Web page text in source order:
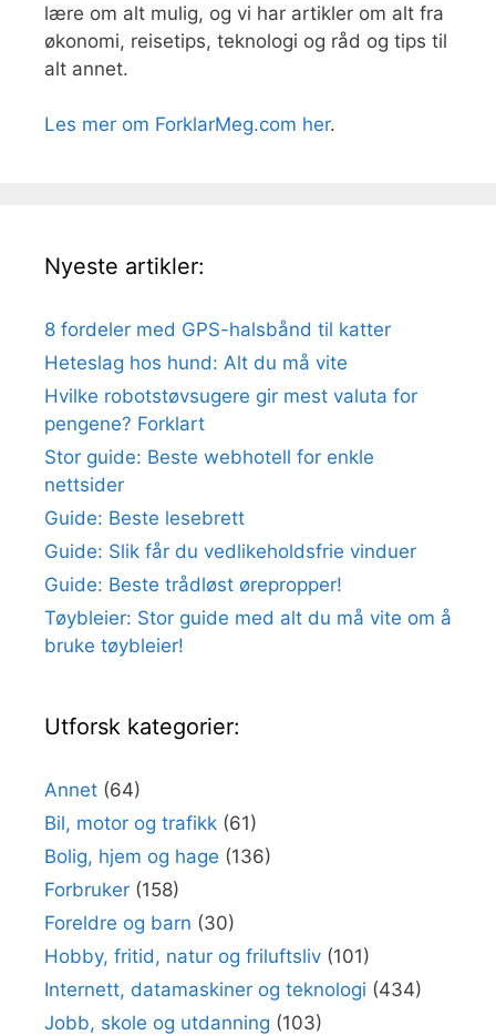
lære om alt mulig, og vi har artikler om alt fra
økonomi, reisetips, teknologi og råd og tips til
alt annet.
Les mer om ForklarMeg.com her.
Nyeste artikler:
8 fordeler med GPS-halsbånd til katter
Heteslag hos hund: Alt du må vite
Hvilke robotstøvsugere gir mest valuta for
pengene? Forklart
Stor guide: Beste webhotell for enkle
nettsider
Guide: Beste lesebrett
Guide: Slik får du vedlikeholdsfrie vinduer
Guide: Beste trådløst ørepropper!
Tøybleier: Stor guide med alt du må vite om å
bruke tøybleier!
Utforsk kategorier:
Annet (64)
Bil, motor og trafikk (61)
Bolig, hjem og hage (136)
Forbruker (158)
Foreldre og barn (30)
Hobby, fritid, natur og friluftsliv (101)
Internett, datamaskiner og teknologi (434)
Jobb, skole og utdanning (103)